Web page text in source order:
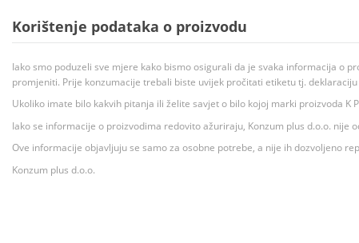
Korištenje podataka o proizvodu
Iako smo poduzeli sve mjere kako bismo osigurali da je svaka informacija o
promjeniti. Prije konzumacije trebali biste uvijek pročitati etiketu tj.
Ukoliko imate bilo kakvih pitanja ili želite savjet o bilo kojoj marki proizvoda
Iako se informacije o proizvodima redovito ažuriraju, Konzum plus d.o.o. nije
Ove informacije objavljuju se samo za osobne potrebe, a nije ih dozvoljeno
Konzum plus d.o.o.